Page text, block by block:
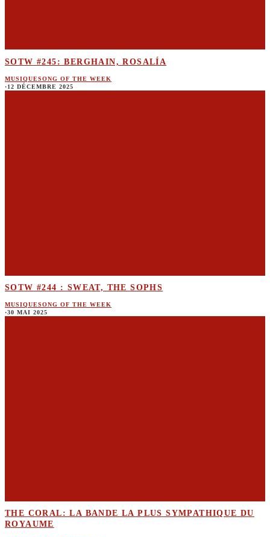
SOTW #245: BERGHAIN, ROSALÍA
MUSIQUESONG OF THE WEEK
·12 DÉCEMBRE 2025
SOTW #244 : SWEAT, THE SOPHS
MUSIQUESONG OF THE WEEK
·30 MAI 2025
THE CORAL: LA BANDE LA PLUS SYMPATHIQUE DU
ROYAUME